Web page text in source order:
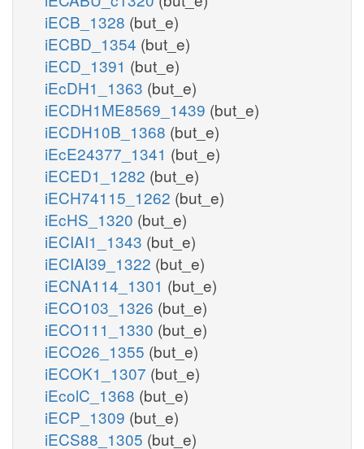
iECB_1328 (but_e)
iECBD_1354 (but_e)
iECD_1391 (but_e)
iEcDH1_1363 (but_e)
iECDH1ME8569_1439 (but_e)
iECDH10B_1368 (but_e)
iEcE24377_1341 (but_e)
iECED1_1282 (but_e)
iECH74115_1262 (but_e)
iEcHS_1320 (but_e)
iECIAI1_1343 (but_e)
iECIAI39_1322 (but_e)
iECNA114_1301 (but_e)
iECO103_1326 (but_e)
iECO111_1330 (but_e)
iECO26_1355 (but_e)
iECOK1_1307 (but_e)
iEcolC_1368 (but_e)
iECP_1309 (but_e)
iECS88_1305 (but_e)